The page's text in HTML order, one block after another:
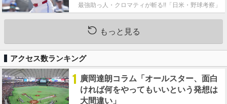
最強助っ人・クロマティが斬る!!「日米・野球考察」
もっと見る
アクセス数ランキング
1 廣岡達朗コラム「オールスター、面白
ければ何をやってもいいという発想は
大間違い」